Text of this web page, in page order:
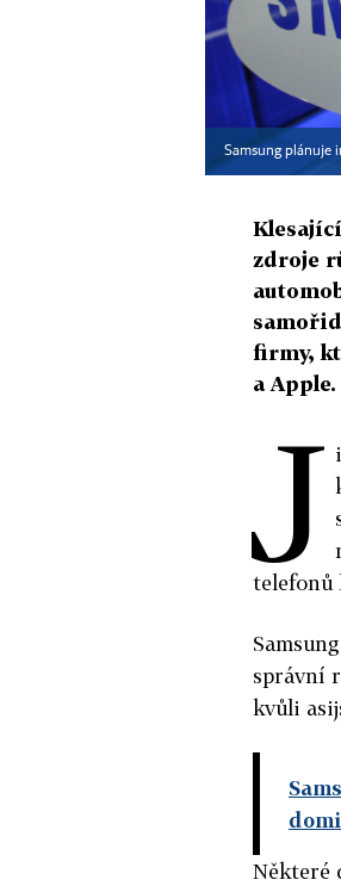
Samsung plánuje
zdroje
firmy,
a Apple.
J
telefonů
správní
kvůli
Některé